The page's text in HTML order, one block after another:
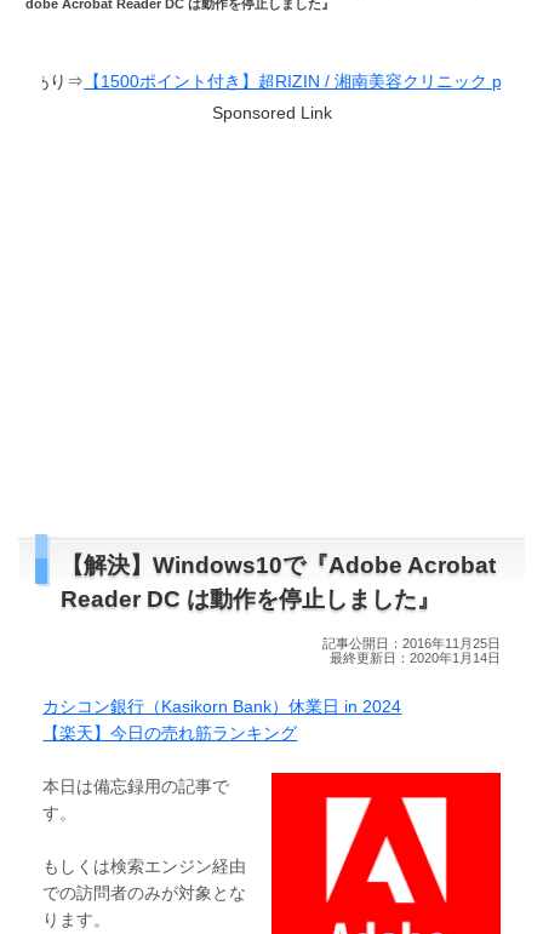
dobe Acrobat Reader DC は動作を停止しました』
ポイント付き】超RIZIN / 湘南美容クリニック presents RIZIN.38
Sponsored Link
【解決】Windows10で『Adobe Acrobat
Reader DC は動作を停止しました』
記事公開日：2016年11月25日
最終更新日：2020年1月14日
カシコン銀行（Kasikorn Bank）休業日 in 2024
【楽天】今日の売れ筋ランキング
本日は備忘録用の記事で
す。
もしくは検索エンジン経由
での訪問者のみが対象とな
ります。